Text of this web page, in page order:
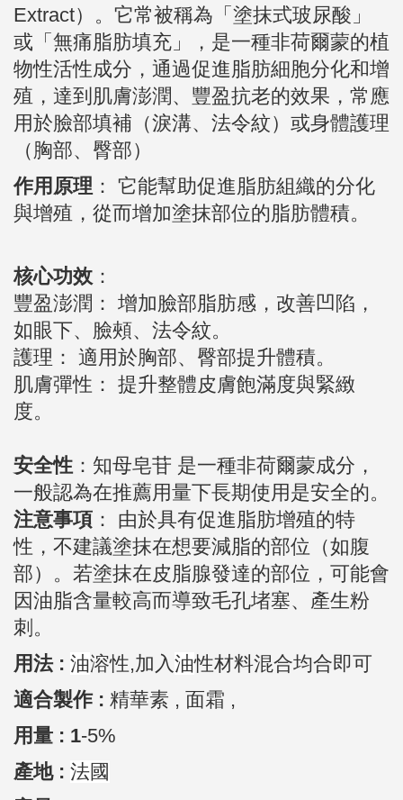
Extract）。它常被稱為「塗抹式玻尿酸」
或「無痛脂肪填充」，是一種非荷爾蒙的植
物性活性成分，通過促進脂肪細胞分化和增
殖，達到肌膚澎潤、豐盈抗老的效果，常應
用於臉部填補（淚溝、法令紋）或身體護理
（胸部、臀部）
作用原理 ： 它能幫助促進脂肪組織的分化
與增殖，從而增加塗抹部位的脂肪體積。
核心功效 ：
豐盈澎潤： 增加臉部脂肪感，改善凹陷，
如眼下、臉頰、法令紋。
護理： 適用於胸部、臀部提升體積。
肌膚彈性： 提升整體皮膚飽滿度與緊緻
度。
安全性 ：知母皂苷 是一種非荷爾蒙成分，
一般認為在推薦用量下長期使用是安全的。
注意事項 ： 由於具有促進脂肪增殖的特
性，不建議塗抹在想要減脂的部位（如腹
部）。若塗抹在皮脂腺發達的部位，可能會
因油脂含量較高而導致毛孔堵塞、產生粉
刺。
用法 : 油溶性,加入油性材料混合均合即可
適合製作 : 精華素 , 面霜 ,
用量 : 1-5%
產地 : 法國